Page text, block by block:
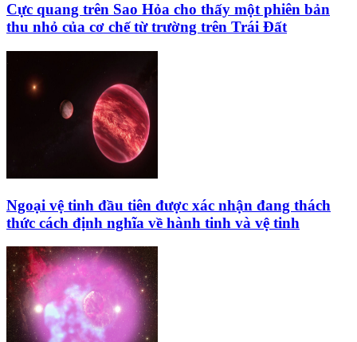
Cực quang trên Sao Hỏa cho thấy một phiên bản
thu nhỏ của cơ chế từ trường trên Trái Đất
Ngoại vệ tinh đầu tiên được xác nhận đang thách
thức cách định nghĩa về hành tinh và vệ tinh